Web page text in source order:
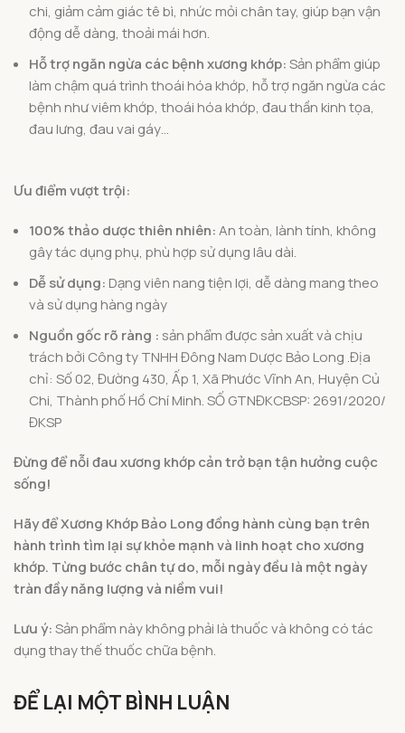
chi, giảm cảm giác tê bì, nhức mỏi chân tay, giúp bạn vận
động dễ dàng, thoải mái hơn.
Hỗ trợ ngăn ngừa các bệnh xương khớp:Sản phẩm giúp
làm chậm quá trình thoái hóa khớp, hỗ trợ ngăn ngừa các
bệnh như viêm khớp, thoái hóa khớp, đau thần kinh tọa,
đau lưng, đau vai gáy…
Ưu điểm vượt trội:
100% thảo dược thiên nhiên:An toàn, lành tính, không
gây tác dụng phụ, phù hợp sử dụng lâu dài.
Dễ sử dụng: Dạng viên nang tiện lợi, dễ dàng mang theo
và sử dụng hàng ngày
Nguồn gốc rõ ràng : sản phẩm được sản xuất và chịu
trách bởi Công ty TNHH Đông Nam Dược Bảo Long .Địa
chỉ: Số 02, Đường 430, Ấp 1, Xã Phước Vĩnh An, Huyện Củ
Chi, Thành phố Hồ Chí Minh. SỐ GTNĐKCBSP: 2691/2020/
ĐKSP
Đừng để nỗi đau xương khớp cản trở bạn tận hưởng cuộc
sống!
Hãy để Xương Khớp Bảo Long đồng hành cùng bạn trên
hành trình tìm lại sự khỏe mạnh và linh hoạt cho xương
khớp. Từng bước chân tự do, mỗi ngày đều là một ngày
tràn đầy năng lượng và niềm vui!
Lưu ý:Sản phẩm này không phải là thuốc và không có tác
dụng thay thế thuốc chữa bệnh.
ĐỂ LẠI MỘT BÌNH LUẬN